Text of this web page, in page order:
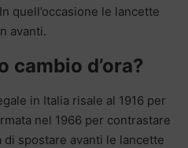
quell’occasione le lancette
avanti.
cambio d’ora?
in Italia risale al 1916 per
nel 1966 per contrastare
di spostare avanti le lancette